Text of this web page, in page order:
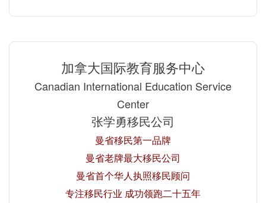
加拿大国际教育服务中心
Canadian International Education Service
Center
张学勇移民公司
曼省移民第一品牌
曼省老牌最大移民公司
曼省首个华人执照移民顾问
专注移民行业 成功领跑二十五年